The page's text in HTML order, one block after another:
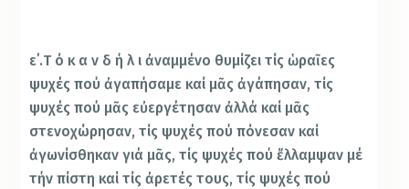
ε΄.Τ ό κ α ν δ ή λ ι ἀναμμένο θυμίζει τίς ὡραῖες
ψυχές πού ἀγαπήσαμε καί μᾶς ἀγάπησαν, τίς
ψυχές πού μᾶς εὐεργέτησαν ἀλλά καί μᾶς
στενοχώρησαν, τίς ψυχές πού πόνεσαν καί
ἀγωνίσθηκαν γιά μᾶς, τίς ψυχές πού ἔλλαμψαν μέ
τήν πίστη καί τίς ἀρετές τους, τίς ψυχές πού